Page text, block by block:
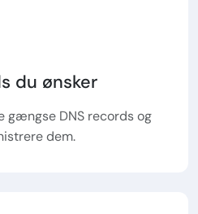
du ønsker
gængse DNS records og
dem.